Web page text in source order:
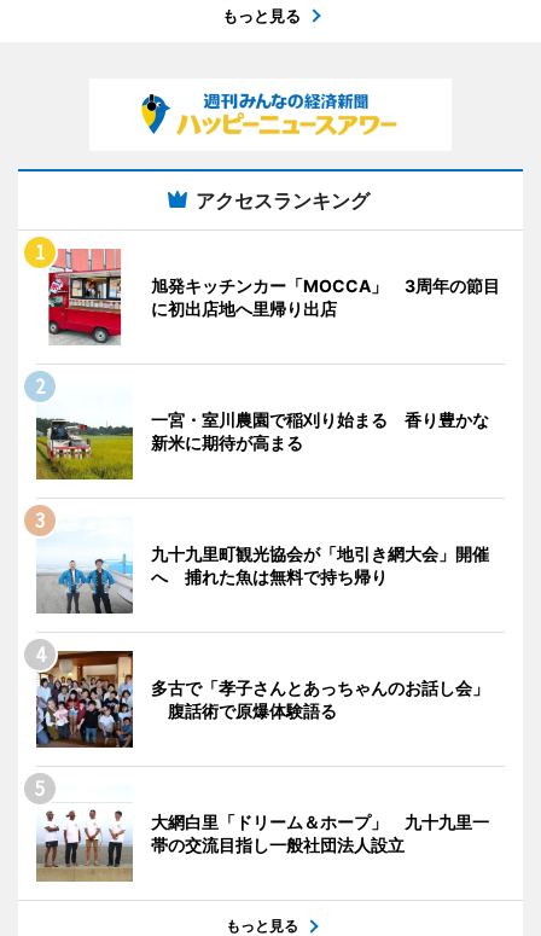
もっと見る
アクセスランキング
旭発キッチンカー「MOCCA」 3周年の節目
に初出店地へ里帰り出店
一宮・室川農園で稲刈り始まる 香り豊かな
新米に期待が高まる
九十九里町観光協会が「地引き網大会」開催
へ 捕れた魚は無料で持ち帰り
多古で「孝子さんとあっちゃんのお話し会」
腹話術で原爆体験語る
大網白里「ドリーム＆ホープ」 九十九里一
帯の交流目指し一般社団法人設立
もっと見る